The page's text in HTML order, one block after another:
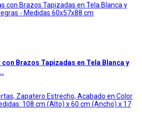
Brazos Tapizadas en Tela Blanca y